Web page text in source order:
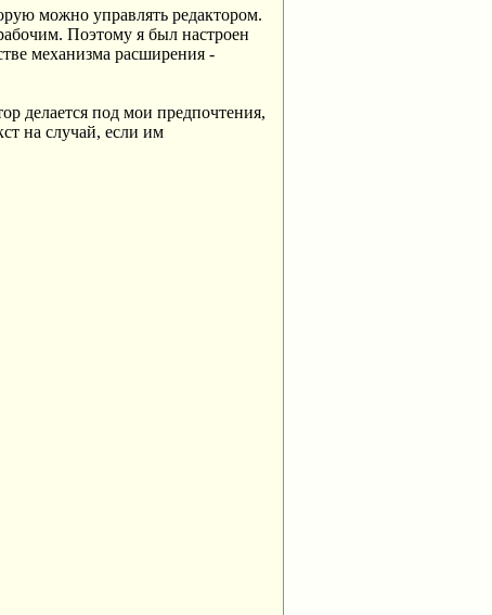
можно управлять редактором.
Поэтому я был настроен
механизма расширения -
делается под мои предпочтения,
на случай, если им